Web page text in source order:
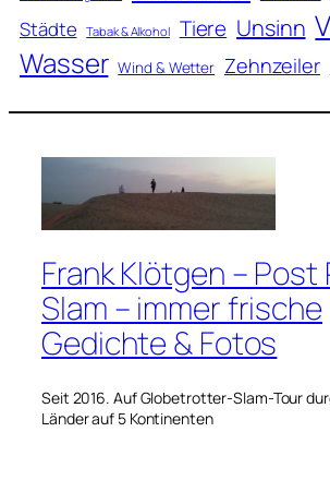
Städte Tabak & Alkohol Tiere Unsinn
Wasser Wind & Wetter Zehnzeiler
Frank Klötgen –
Slam – immer frische
Gedichte & Fotos
Seit 2016. Auf Globetrotter-Slam-Tour
Länder auf 5 Kontinenten